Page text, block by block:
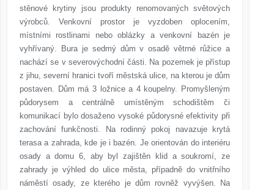
stěnové krytiny jsou produkty renomovaných světových
výrobců. Venkovní prostor je vyzdoben oplocením,
místními rostlinami nebo oblázky a venkovní bazén je
vyhřívaný. Bura je sedmý dům v osadě větrné růžice a
nachází se v severovýchodní části. Na pozemek je přístup
z jihu, severní hranici tvoří městská ulice, na kterou je dům
postaven. Dům má 3 ložnice a 4 koupelny. Promyšleným
půdorysem a centrálně umístěným schodištěm či
komunikací bylo dosaženo vysoké půdorysné efektivity při
zachování funkčnosti. Na rodinný pokoj navazuje krytá
terasa a zahrada, kde je i bazén. Je orientován do interiéru
osady a domu 6, aby byl zajištěn klid a soukromí, ze
zahrady je výhled do ulice města, případně do vnitřního
náměstí osady, ze kterého je dům rovněž vyvýšen. Na